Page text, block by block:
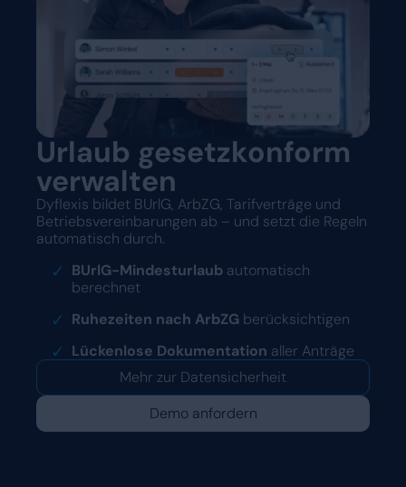
Urlaub gesetzkonform
verwalten
Dyflexis bildet BUrlG, ArbZG, Tarifverträge und
Betriebsvereinbarungen ab – und setzt die Regeln
automatisch durch.
BUrlG-Mindesturlaub automatisch
berechnet
Ruhezeiten nach ArbZG berücksichtigen
Lückenlose Dokumentation aller Anträge
Mehr zur Datensicherheit
Demo anfordern